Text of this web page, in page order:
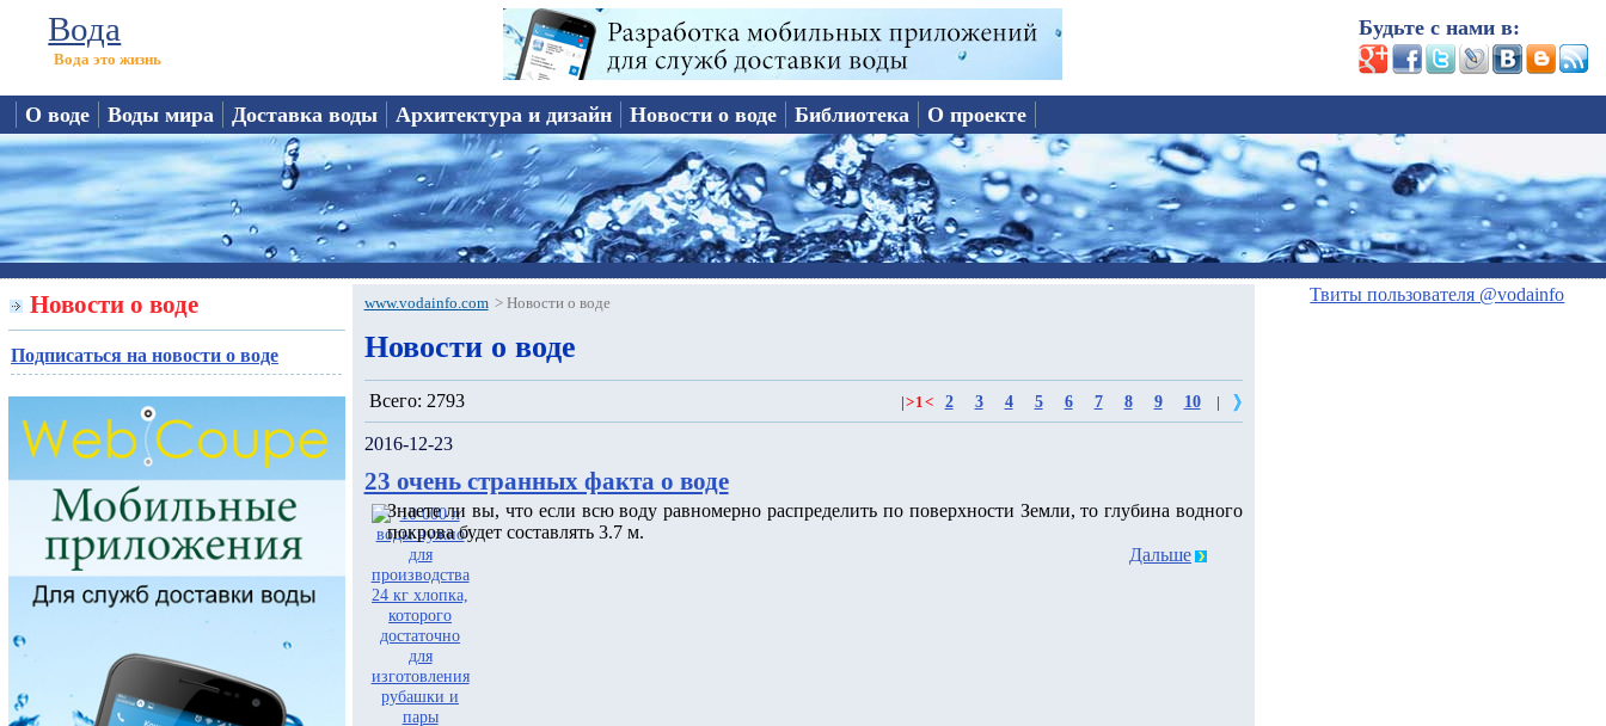
Вода
Вода это жизнь
Будьте с нами в:
О воде Воды мира Доставка воды Архитектура и дизайн Новости о воде Библиотека О проекте
Новости о воде
Подписаться на новости о воде
www.vodainfo.com > Новости о воде
Новости о воде
Всего: 2793 >1< 2 3 4 5 6 7 8 9 10
2016-12-23
23 очень странных факта о воде
Знаете ли вы, что если всю воду равномерно распределить по поверхности Земли, то глубина водного
покрова будет составлять 3.7 м.
Дальше
Твиты пользователя @vodainfo